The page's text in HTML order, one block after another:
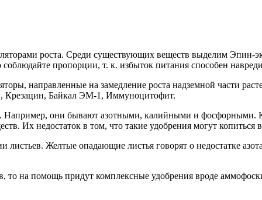
роста. Среди существующих веществ выделим
пропорции, т. к. избыток питания способен
направленные на замедление роста надземной части
Крезацин, Байкал ЭМ-1, Иммуноцитофит.
Например, они бывают азотными, калийными и фосфорными.
Их недостаток в том, что такие удобрения могут
Желтые опадающие листья говорят о недостатке
то на помощь придут комплексные удобрения вроде